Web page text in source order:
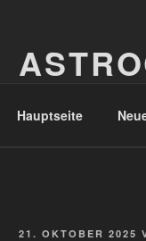
Hauptseite
VERÖFFENTLICHT
21. OKTOBER 2025